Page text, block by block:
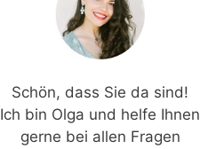
Schön, dass Sie da sind!
Ich bin Olga und helfe Ihnen
gerne bei allen Fragen